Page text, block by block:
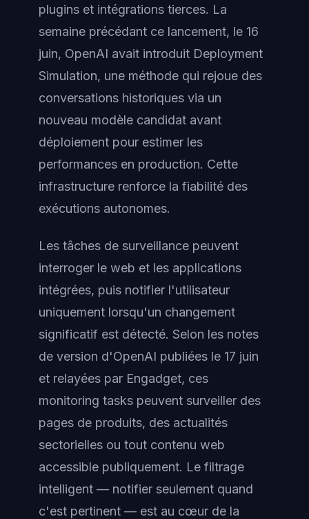
plugins et intégrations tierces. La
semaine précédant ce lancement, le 16
juin, OpenAI avait introduit Deployment
Simulation, une méthode qui rejoue des
conversations historiques via un
nouveau modèle candidat avant
déploiement pour estimer les
performances en production. Cette
infrastructure renforce la fiabilité des
exécutions autonomes.
Les tâches de surveillance peuvent
interroger le web et les applications
intégrées, puis notifier l'utilisateur
uniquement lorsqu'un changement
significatif est détecté. Selon les notes
de version d'OpenAI publiées le 17 juin
et relayées par Engadget, ces
monitoring tasks peuvent surveiller des
pages de produits, des actualités
sectorielles ou tout contenu web
accessible publiquement. Le filtrage
intelligent — notifier seulement quand
c'est pertinent — est au cœur de la